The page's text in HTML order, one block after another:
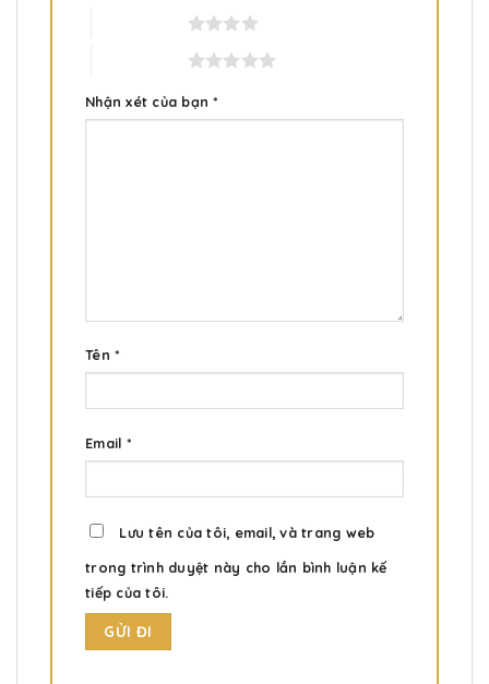
Nhận xét của bạn*
Tên *
Email *
Lưu tên của tôi, email, và trang web
trong trình duyệt này cho lần bình luận kế
tiếp của tôi.